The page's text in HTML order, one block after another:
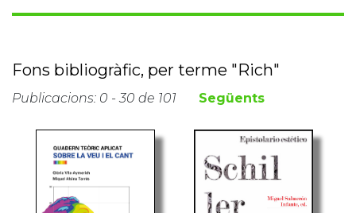
Fons bibliogràfic, per terme "Rich"
Publicacions: 0 - 30 de 101 Següents